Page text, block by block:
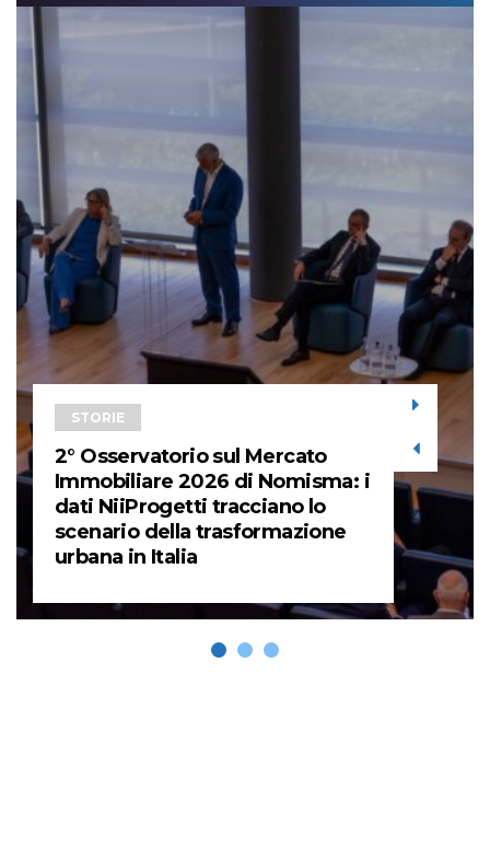
STORIE
2° Osservatorio sul Mercato
Immobiliare 2026 di Nomisma: i
dati NiiProgetti tracciano lo
scenario della trasformazione
urbana in Italia